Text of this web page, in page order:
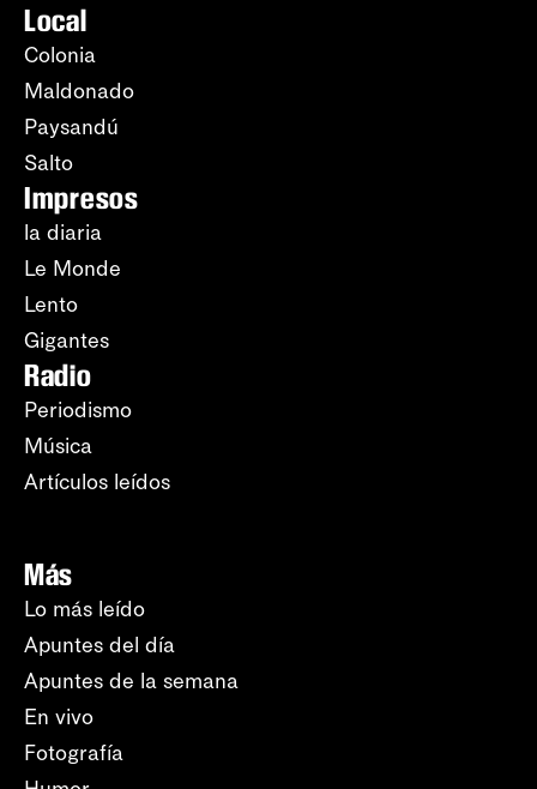
Local
Colonia
Maldonado
Paysandú
Salto
Impresos
la diaria
Le Monde
Lento
Gigantes
Radio
Periodismo
Música
Artículos leídos
Más
Lo más leído
Apuntes del día
Apuntes de la semana
En vivo
Fotografía